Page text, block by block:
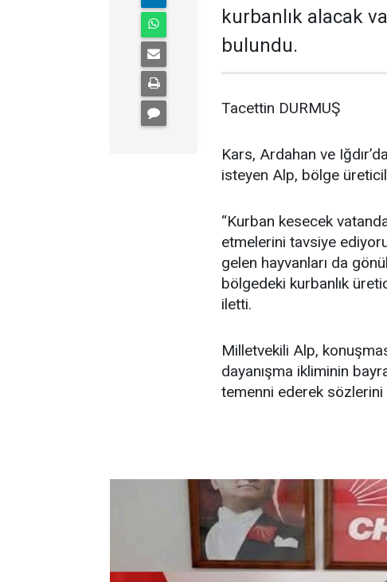
kurbanlık alacak
bulundu.
Tacettin DURMUŞ
Kars, Ardahan ve
isteyen Alp, bölge
“Kurban kesecek
etmelerini tavsiye
gelen hayvanları da
bölgedeki kurbanlık
iletti.
Milletvekili Alp,
dayanışma ikliminin
temenni ederek sözlerini